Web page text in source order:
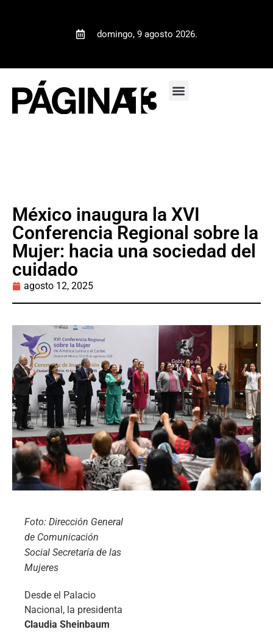
domingo, 9 agosto 2026.
México inaugura la XVI
Conferencia Regional sobre la
Mujer: hacia una sociedad del
cuidado
agosto 12, 2025
Foto: Dirección General
de Comunicación
Social Secretaría de las
Mujeres
Desde el Palacio
Nacional, la presidenta
Claudia Sheinbaum